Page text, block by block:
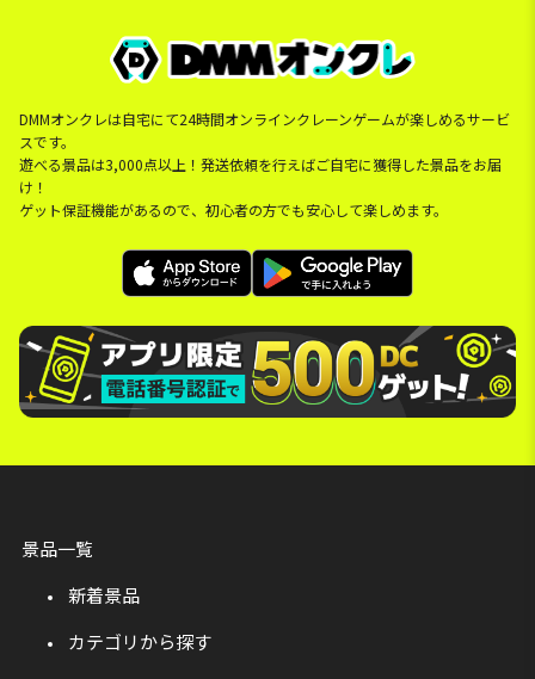
DMMオンクレは自宅にて24時間オンラインクレーンゲームが楽しめるサービ
スです。
遊べる景品は3,000点以上！発送依頼を行えばご自宅に獲得した景品をお届
け！
ゲット保証機能があるので、初心者の方でも安心して楽しめます。
景品一覧
新着景品
カテゴリから探す